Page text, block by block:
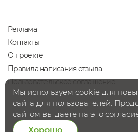
состав:Внутри набора
инструкция. Информация
каждом пузырьке.Мои
Реклама
Контакты
О проекте
Правила написания отзыва
Пользовательское соглашение
Мы используем cookie для
сайта для пользователей.
сайтом вы даете на это